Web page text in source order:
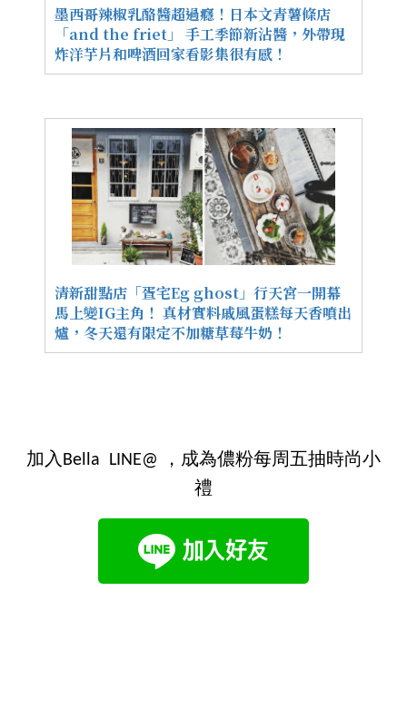
墨西哥辣椒乳酪醬超過癮！日本文青薯條店
「and the friet」 手工季節新沾醬，外帶現
炸洋芋片和啤酒回家看影集很有感！
清新甜點店「疍宅Eg ghost」行天宮一開幕
馬上變IG主角！ 真材實料戚風蛋糕每天香噴出
爐，冬天還有限定不加糖草莓牛奶！
加入Bella LINE@ ，成為儂粉每周五抽時尚小
禮